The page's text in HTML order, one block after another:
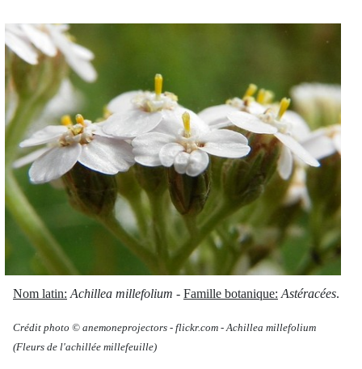
Nom latin: Achillea millefolium - Famille botanique: Astéracées.
Crédit photo © anemoneprojectors - flickr.com - Achillea millefolium
(Fleurs de l'achillée millefeuille)